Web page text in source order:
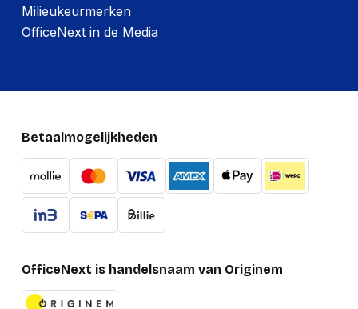
Milieukeurmerken
OfficeNext in de Media
Betaalmogelijkheden
OfficeNext is handelsnaam van Originem